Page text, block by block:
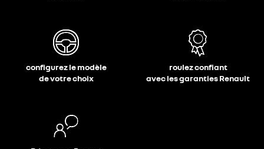
configurez le modèle
de votre choix
roulez confiant
avec les garanties Renault